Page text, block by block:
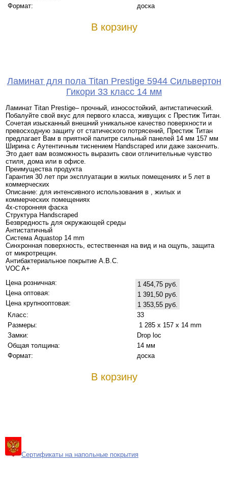
Формат:
доска
В корзину
Ламинат для пола Titan Prestige 5944 Сильвертон
Гикори 33 класс 14 мм
Ламинат Titan Prestige– прочный, износостойкий, антистатический.
Побалуйте свой вкус для первого класса, живущих с Престиж Титан.
Сочетая изысканный внешний уникальное качество поверхности и
превосходную защиту от статического потрясений, Престиж Титан
предлагает Вам в приятной палитре сильный панелей 14 мм 157 мм
Ширина с Аутентичным тиснением Handscraped или даже закончить.
Это дает вам возможность выразить свои отличительные чувство
стиля, дома или в офисе.
Преимущества продукта
Гарантия 30 лет при эксплуатации в жилых помещениях и 5 лет в
коммерческих
Описание: для интенсивного использования в , жилых и
коммерческих помещениях
4х-сторонняя фаска
Структура Handscraped
Безвредность для окружающей среды
Антистатичный
Система Aquastop 14 mm
Синхронная поверхность, естественная на вид и на ощупь, защита
от микротрещин.
Антибактериальное покрытие A.B.C.
VOC A+
Цена розничная:
1 454,75 руб.
Цена оптовая:
1 391,50 руб.
Цена крупнооптовая:
1 353,55 руб.
Класс:
33
Размеры:
1 285 x 157 x 14 mm
Замки:
Drop loc
Общая толщина:
14 мм
Формат:
доска
В корзину
Сертификаты на напольные покрытия